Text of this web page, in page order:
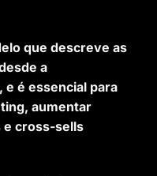
que descreve as
a
e é essencial para
aumentar
e cross-sells